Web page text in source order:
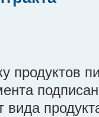
продуктов
вида